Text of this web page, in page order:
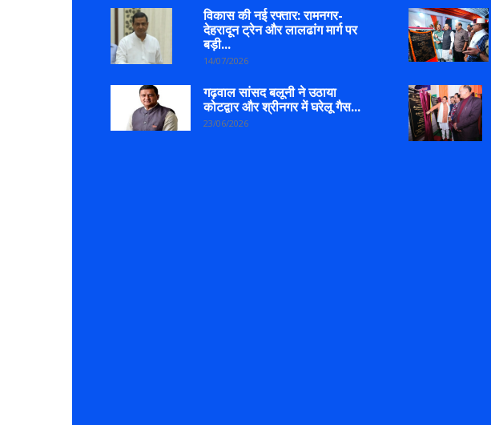
विकास की नई रफ्तार: रामनगर-
देहरादून ट्रेन और लालढांग मार्ग पर
बड़ी...
14/07/2026
गढ़वाल सांसद बलूनी ने उठाया
कोटद्वार और श्रीनगर में घरेलू गैस...
23/06/2026